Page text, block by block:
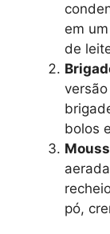
em
de
bolos
pó,